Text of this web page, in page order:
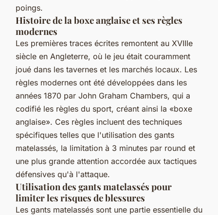
poings.
Histoire de la boxe anglaise et ses règles
modernes
Les premières traces écrites remontent au XVIIIe
siècle en Angleterre, où le jeu était couramment
joué dans les tavernes et les marchés locaux. Les
règles modernes ont été développées dans les
années 1870 par John Graham Chambers, qui a
codifié les règles du sport, créant ainsi la «boxe
anglaise». Ces règles incluent des techniques
spécifiques telles que l'utilisation des gants
matelassés, la limitation à 3 minutes par round et
une plus grande attention accordée aux tactiques
défensives qu'à l'attaque.
Utilisation des gants matelassés pour
limiter les risques de blessures
Les gants matelassés sont une partie essentielle du